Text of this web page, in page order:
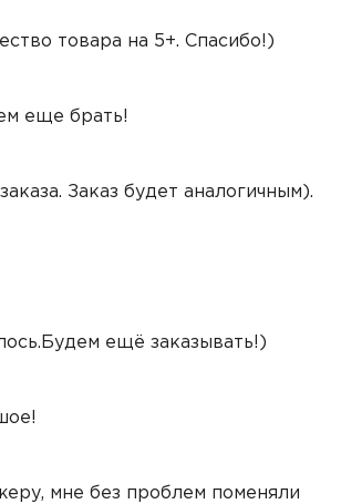
товара на 5+. Спасибо!)
еще брать!
Заказ будет аналогичным).
ещё заказывать!)
мне без проблем поменяли